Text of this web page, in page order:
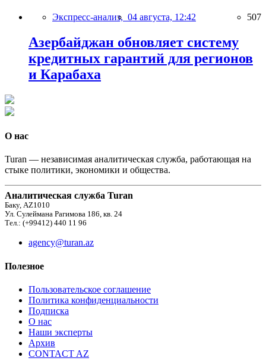
Экспресс-анализ, 04 августа, 12:42 507
Азербайджан обновляет систему
кредитных гарантий для регионов
и Карабаха
О нас
Turan — независимая аналитическая служба, работающая на
стыке политики, экономики и общества.
Аналитическая служба Turan
Баку, AZ1010
Ул. Сулеймана Рагимова 186, кв. 24
Тел.: (+99412) 440 11 96
agency@turan.az
Полезное
Пользовательское соглашение
Политика конфиденциальности
Подписка
О нас
Наши эксперты
Архив
CONTACT AZ